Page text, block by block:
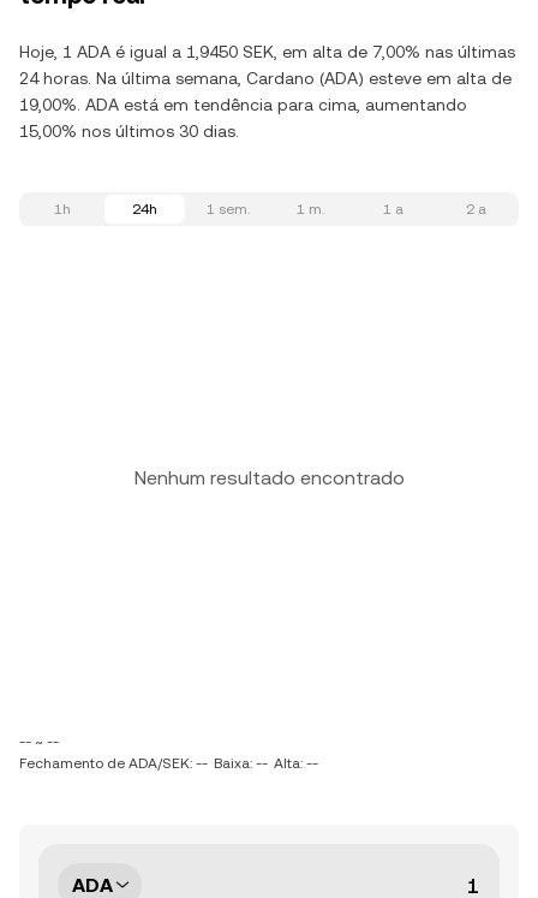
Hoje, 1 ADA é igual a 1,9450 SEK, em alta de 7,00% nas últimas
24 horas. Na última semana, Cardano (ADA) esteve em alta de
19,00%. ADA está em tendência para cima, aumentando
15,00% nos últimos 30 dias.
1h 24h 1 sem. 1 m. 1 a 2 a
Nenhum resultado encontrado
-- ~ --
Fechamento de ADA/SEK: -- Baixa: -- Alta: --
ADA